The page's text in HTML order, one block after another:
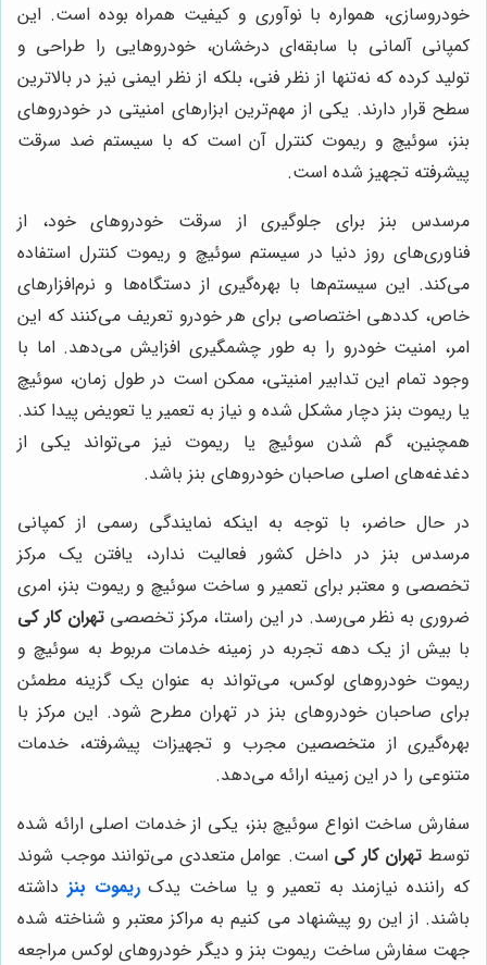
خودروسازی، همواره با نوآوری و کیفیت همراه بوده است. این
کمپانی آلمانی با سابقه‌ای درخشان، خودروهایی را طراحی و
تولید کرده که نه‌تنها از نظر فنی، بلکه از نظر ایمنی نیز در بالاترین
سطح قرار دارند. یکی از مهم‌ترین ابزارهای امنیتی در خودروهای
بنز، سوئیچ و ریموت کنترل آن است که با سیستم ضد سرقت
پیشرفته تجهیز شده است.
مرسدس بنز برای جلوگیری از سرقت خودروهای خود، از
فناوری‌های روز دنیا در سیستم سوئیچ و ریموت کنترل استفاده
می‌کند. این سیستم‌ها با بهره‌گیری از دستگاه‌ها و نرم‌افزارهای
خاص، کددهی اختصاصی برای هر خودرو تعریف می‌کنند که این
امر، امنیت خودرو را به طور چشمگیری افزایش می‌دهد. اما با
وجود تمام این تدابیر امنیتی، ممکن است در طول زمان، سوئیچ
یا ریموت بنز دچار مشکل شده و نیاز به تعمیر یا تعویض پیدا کند.
همچنین، گم شدن سوئیچ یا ریموت نیز می‌تواند یکی از
دغدغه‌های اصلی صاحبان خودروهای بنز باشد.
در حال حاضر، با توجه به اینکه نمایندگی رسمی از کمپانی
مرسدس بنز در داخل کشور فعالیت ندارد، یافتن یک مرکز
تخصصی و معتبر برای تعمیر و ساخت سوئیچ و ریموت بنز، امری
ضروری به نظر می‌رسد. در این راستا، مرکز تخصصی تهران کار کی
با بیش از یک دهه تجربه در زمینه خدمات مربوط به سوئیچ و
ریموت خودروهای لوکس، می‌تواند به عنوان یک گزینه مطمئن
برای صاحبان خودروهای بنز در تهران مطرح شود. این مرکز با
بهره‌گیری از متخصصین مجرب و تجهیزات پیشرفته، خدمات
متنوعی را در این زمینه ارائه می‌دهد.
سفارش ساخت انواع سوئیچ بنز، یکی از خدمات اصلی ارائه شده
توسط تهران کار کی است. عوامل متعددی می‌توانند موجب شوند
که راننده نیازمند به تعمیر و یا ساخت یدکریموت بنز داشته
باشند. از این رو پیشنهاد می کنیم به مراکز معتبر و شناخته شده
جهت سفارش ساخت ریموت بنز و دیگر خودروهای لوکس مراجعه